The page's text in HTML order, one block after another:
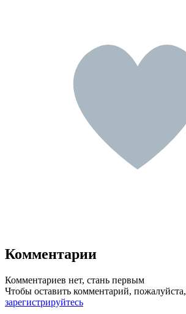
Комментарии
Комментариев нет, стань первым
Чтобы оставить комментарий, пожалуйста,
зарегистрируйтесь